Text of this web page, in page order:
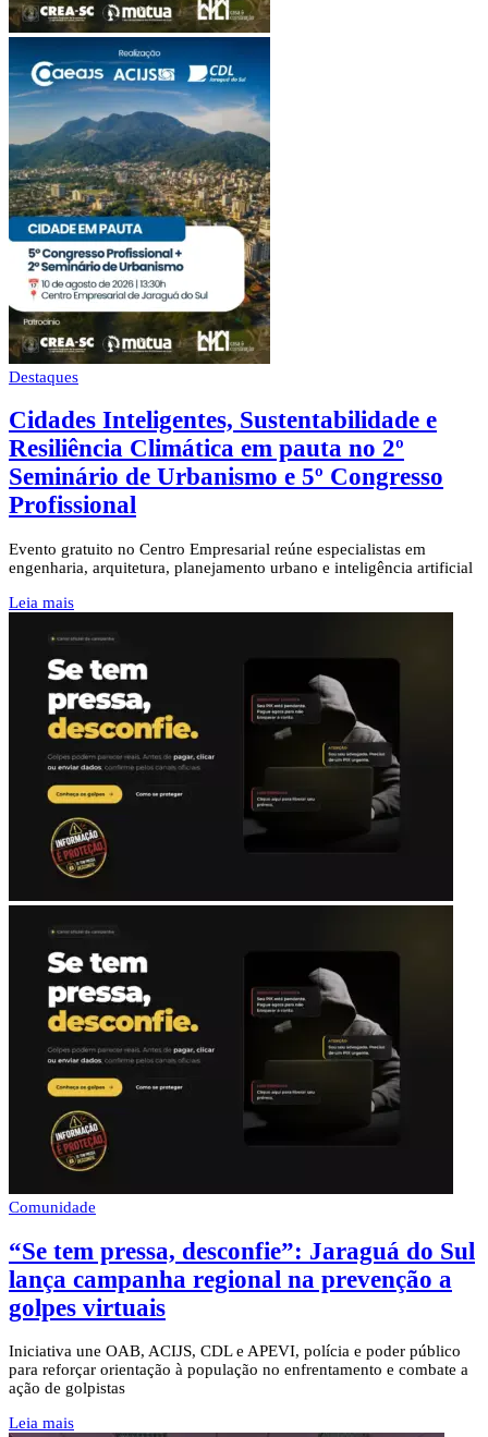
Destaques
Cidades Inteligentes, Sustentabilidade e
Resiliência Climática em pauta no 2º
Seminário de Urbanismo e 5º Congresso
Profissional
Evento gratuito no Centro Empresarial reúne especialistas em
engenharia, arquitetura, planejamento urbano e inteligência artificial
Leia mais
Comunidade
“Se tem pressa, desconfie”: Jaraguá do Sul
lança campanha regional na prevenção a
golpes virtuais
Iniciativa une OAB, ACIJS, CDL e APEVI, polícia e poder público
para reforçar orientação à população no enfrentamento e combate a
ação de golpistas
Leia mais